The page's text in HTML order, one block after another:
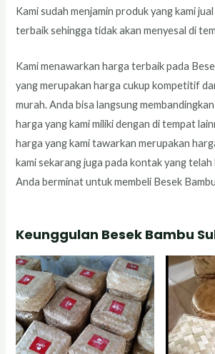
Kami sudah menjamin produk yang kami
terbaik sehingga tidak akan menyesal di
Kami menawarkan harga terbaik pada
yang merupakan harga cukup kompetitif
murah. Anda bisa langsung
harga yang kami miliki dengan di tempat
harga yang kami tawarkan merupakan
kami sekarang juga pada kontak yang telah
Anda berminat untuk membeli Besek
Keunggulan Besek Bambu